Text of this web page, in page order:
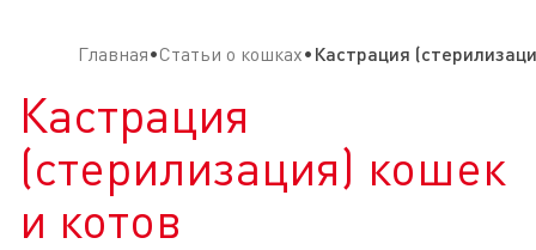
Главная Статьи о кошках Кастрация
Кастрация
(стерилизация) кошек
и котов